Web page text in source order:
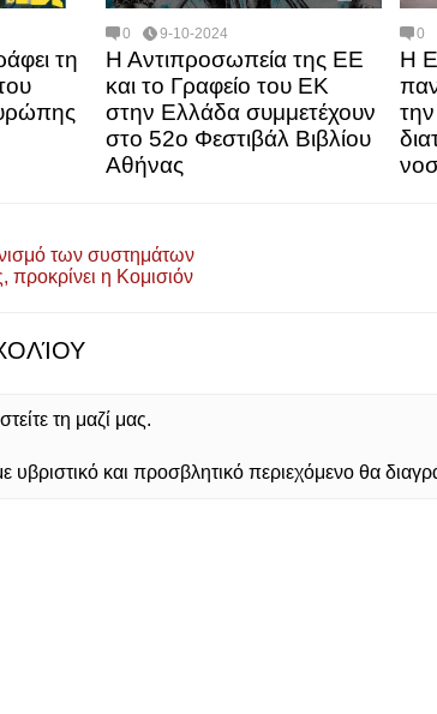
τη
0 9-10-2024
Η Αντιπροσωπεία της ΕΕ
και το Γραφείο του ΕΚ
στην Ελλάδα συμμετέχουν
στο 52ο Φεστιβάλ Βιβλίου
Αθήνας
0
Η
των συστημάτων
προκρίνει η Κομισιόν
τη μαζί μας.
και προσβλητικό περιεχόμενο θα